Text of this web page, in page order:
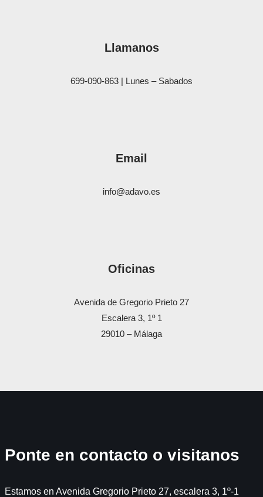
Llamanos
699-090-863 | Lunes – Sabados
Email
info@adavo.es
Oficinas
Avenida de Gregorio Prieto 27
Escalera 3, 1º 1
29010 – Málaga
Ponte en contacto o visitanos
Estamos en Avenida Gregorio Prieto 27, escalera 3, 1º-1